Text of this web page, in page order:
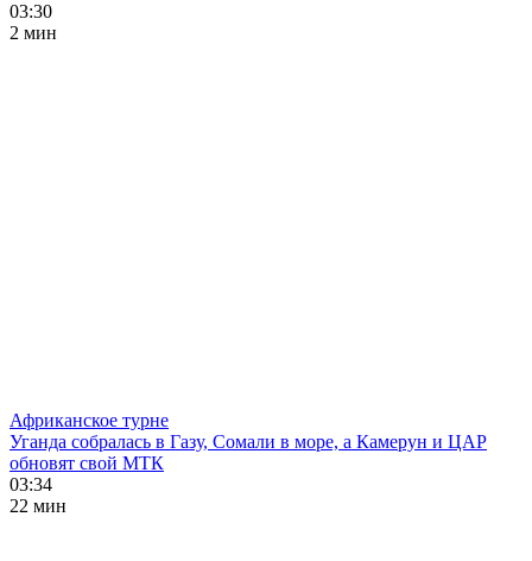
03:30
2 мин
Африканское турне
Уганда собралась в Газу, Сомали в море, а Камерун и ЦАР
обновят свой МТК
03:34
22 мин